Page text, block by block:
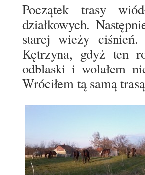
Początek trasy
działkowych.
starej wieży
Kętrzyna, gdyż ten
odblaski i wolałem
Wróciłem tą samą